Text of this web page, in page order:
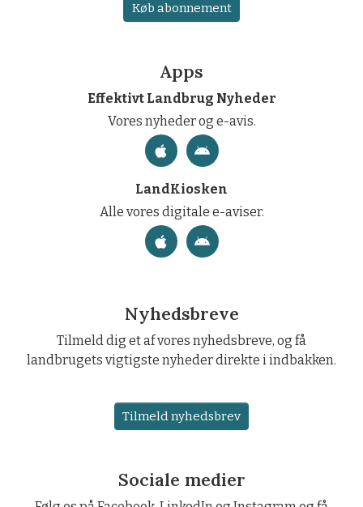
Køb abonnement
Apps
Effektivt Landbrug Nyheder
Vores nyheder og e-avis.
LandKiosken
Alle vores digitale e-aviser.
Nyhedsbreve
Tilmeld dig et af vores nyhedsbreve, og få
landbrugets vigtigste nyheder direkte i indbakken.
Tilmeld nyhedsbrev
Sociale medier